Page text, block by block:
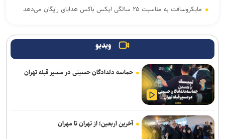
مایکروسافت به مناسبت ۲۵ سالگی ایکس باکس هدایای رایگان می‌دهد
۳ بازی جدید گیم‌پس ایکس‌باکس با استقبال بی‌نظیر کاربران روبه‌رو
شدند
با مصرف زیاد پروتئین، بدن‌ خود را سریع‌تر پیر می‌کنید
نخستین هدفون گیره‌ای ناتینگ با قیمت زیر ۱۰۰ دلار معرفی شد
کوروت گرند اسپرت X مدل ۲۰۲۷؛ اثبات جادوی نرم‌افزار در دنیای
ویدیو
حماسه دلدادگان حسینی در مسیر قبله تهران
آخرین اربعین؛ از تهران تا مهران